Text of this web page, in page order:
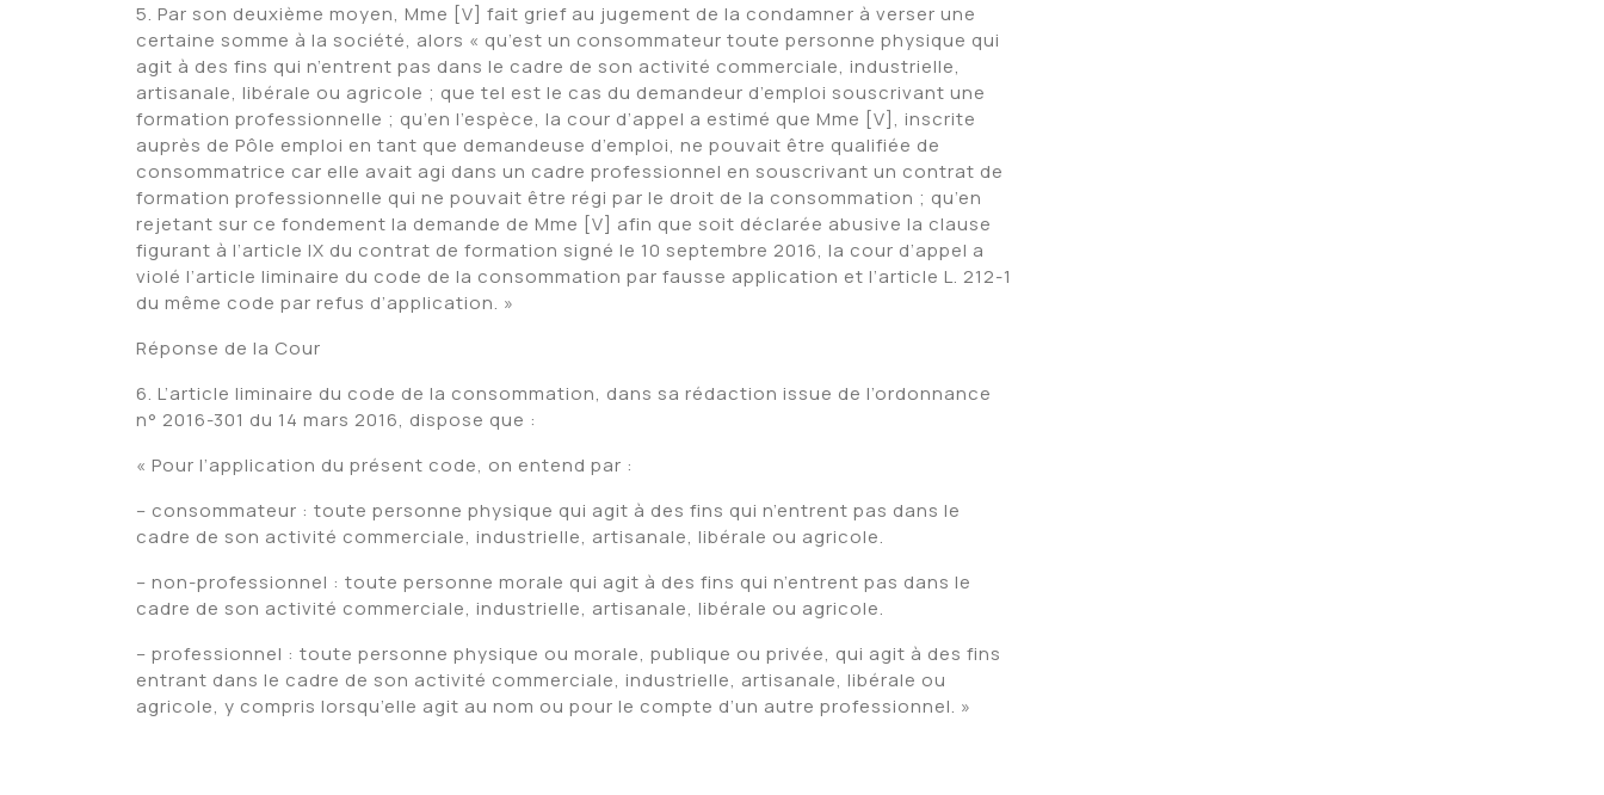
5. Par son deuxième moyen, Mme [V] fait grief au jugement de la condamner à verser une
certaine somme à la société, alors « qu’est un consommateur toute personne physique qui
agit à des fins qui n’entrent pas dans le cadre de son activité commerciale, industrielle,
artisanale, libérale ou agricole ; que tel est le cas du demandeur d’emploi souscrivant une
formation professionnelle ; qu’en l’espèce, la cour d’appel a estimé que Mme [V], inscrite
auprès de Pôle emploi en tant que demandeuse d’emploi, ne pouvait être qualifiée de
consommatrice car elle avait agi dans un cadre professionnel en souscrivant un contrat de
formation professionnelle qui ne pouvait être régi par le droit de la consommation ; qu’en
rejetant sur ce fondement la demande de Mme [V] afin que soit déclarée abusive la clause
figurant à l’article IX du contrat de formation signé le 10 septembre 2016, la cour d’appel a
violé l’article liminaire du code de la consommation par fausse application et l’article L. 212-1
du même code par refus d’application. »
Réponse de la Cour
6. L’article liminaire du code de la consommation, dans sa rédaction issue de l’ordonnance
n° 2016-301 du 14 mars 2016, dispose que :
« Pour l’application du présent code, on entend par :
– consommateur : toute personne physique qui agit à des fins qui n’entrent pas dans le
cadre de son activité commerciale, industrielle, artisanale, libérale ou agricole.
– non-professionnel : toute personne morale qui agit à des fins qui n’entrent pas dans le
cadre de son activité commerciale, industrielle, artisanale, libérale ou agricole.
– professionnel : toute personne physique ou morale, publique ou privée, qui agit à des fins
entrant dans le cadre de son activité commerciale, industrielle, artisanale, libérale ou
agricole, y compris lorsqu’elle agit au nom ou pour le compte d’un autre professionnel. »